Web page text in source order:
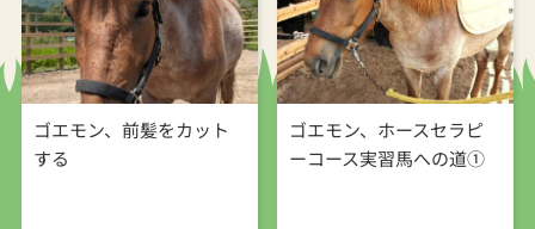
ゴエモン、前髪をカット
する
ゴエモン、ホースセラピ
ーコース実習馬への道①